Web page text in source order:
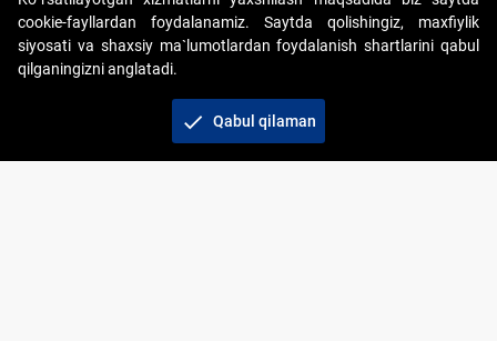
Copyright © 2017-2026. "Elektron onlayn-auksionlarni
tashkil etish" AJ. Barcha huquqlar himoyalangan
cookie-fayllardan foydalanamiz. Saytda qolishingiz, maxfiylik
siyosati va shaxsiy ma`lumotlardan foydalanish shartlarini qabul
qilganingizni anglatadi.
check Qabul qilaman